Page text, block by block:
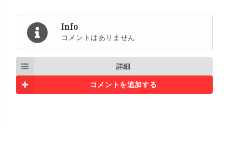
Info
コメントはありません
詳細
コメントを追加する